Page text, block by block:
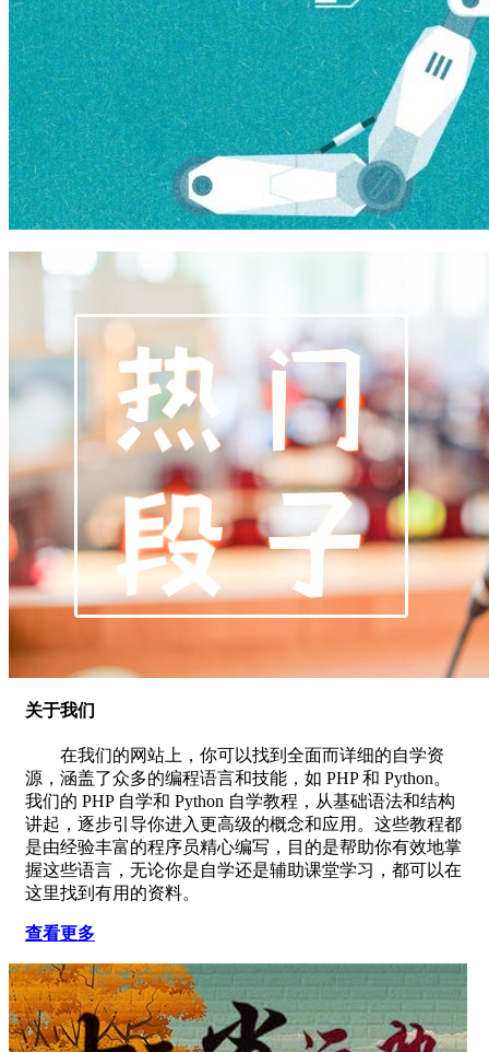
关于我们
在我们的网站上，你可以找到全面而详细的自学资
源，涵盖了众多的编程语言和技能，如 PHP 和 Python。
我们的 PHP 自学和 Python 自学教程，从基础语法和结构
讲起，逐步引导你进入更高级的概念和应用。这些教程都
是由经验丰富的程序员精心编写，目的是帮助你有效地掌
握这些语言，无论你是自学还是辅助课堂学习，都可以在
这里找到有用的资料。
查看更多